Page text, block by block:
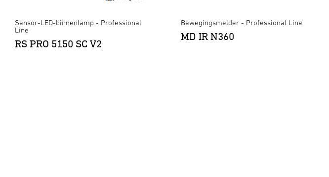
Sensor-LED-binnenlamp - Professional
Line
RS PRO 5150 SC V2
Bewegingsmelder - Professional Line
MD IR N360